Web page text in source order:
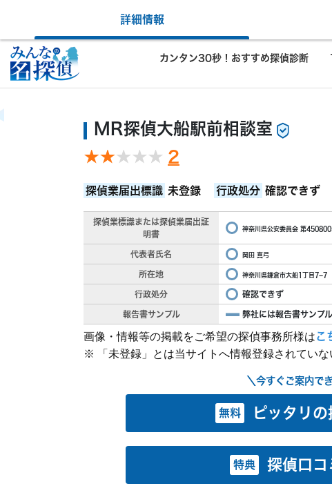
詳細情報
カンタン30秒！おすすめ探偵診断
MR探偵大船駅前相談室
2
探偵業届出標識 未登録 行政処分 確認できず
探偵業標識または探偵業届出証
明書
神奈川県公安委員会 第
代表者氏名 岡田 真弓
所在地 神奈川県鎌倉市大船1丁目7−7
行政処分 確認できず
報告書サンプル 弊社には報告書サンプ
画像・情報等の掲載をご希望の探偵事務所様はこ
※ 「未登録」とは当サイトへ情報登録されていな
＼今すぐご案内で
無料 ピッタリ
特典 探偵口コ